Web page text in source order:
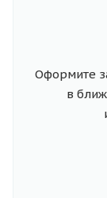
Оформите
в